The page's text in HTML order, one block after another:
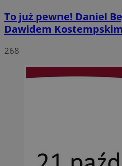
To już pewne! Daniel
Dawidem
268